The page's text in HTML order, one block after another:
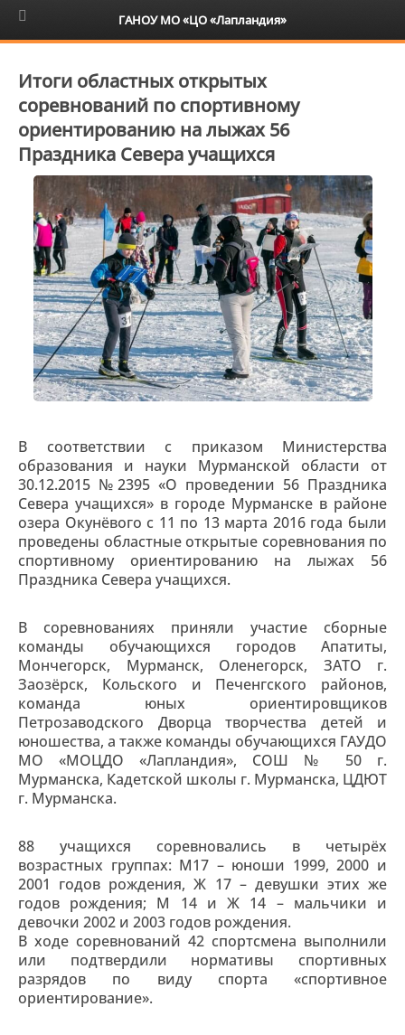
6+
Итоги областных открытых
соревнований по спортивному
ориентированию на лыжах 56
Праздника Севера учащихся
В соответствии с приказом Министерства
образования и науки Мурманской области от
30.12.2015 №2395 «О проведении 56 Праздника
Севера учащихся» в городе Мурманске в районе
озера Окунёвого с 11 по 13 марта 2016 года были
проведены областные открытые соревнования по
спортивному ориентированию на лыжах 56
Праздника Севера учащихся.
В соревнованиях приняли участие сборные
команды обучающихся городов Апатиты,
Мончегорск, Мурманск, Оленегорск, ЗАТО г.
Заозёрск, Кольского и Печенгского районов,
команда юных ориентировщиков
Петрозаводского Дворца творчества детей и
юношества, а также команды обучающихся ГАУДО
МО «МОЦДО «Лапландия», СОШ № 50 г.
Мурманска, Кадетской школы г. Мурманска, ЦДЮТ
г. Мурманска.
88 учащихся соревновались в четырёх
возрастных группах: М17 – юноши 1999, 2000 и
2001 годов рождения, Ж 17 – девушки этих же
годов рождения; М 14 и Ж 14 – мальчики и
девочки 2002 и 2003 годов рождения.
В ходе соревнований 42 спортсмена выполнили
или подтвердили нормативы спортивных
разрядов по виду спорта «спортивное
ориентирование».
ГАНОУ МО «ЦО «Лапландия»